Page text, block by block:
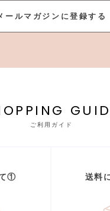
ールマガジンに登録する
ご利用ガイド
① 送料